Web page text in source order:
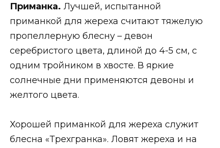
Приманка. Лучшей, испытанной
приманкой для жереха считают тяжелую
пропеллерную блесну – девон
серебристого цвета, длиной до 4-5 см, с
одним тройником в хвосте. В яркие
солнечные дни применяются девоны и
желтого цвета.
Хорошей приманкой для жереха служит
блесна «Трехгранка». Ловят жереха и на